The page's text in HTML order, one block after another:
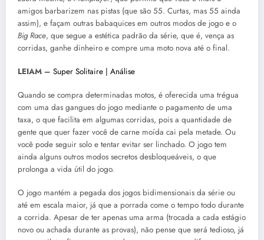
amigos barbarizem nas pistas (que são 55. Curtas, mas 55 ainda
assim), e façam outras babaquices em outros modos de jogo e o
Big Race, que segue a estética padrão da série, que é, vença as
corridas, ganhe dinheiro e compre uma moto nova até o final.
LEIAM – Super Solitaire | Análise
Quando se compra determinadas motos, é oferecida uma trégua
com uma das gangues do jogo mediante o pagamento de uma
taxa, o que facilita em algumas corridas, pois a quantidade de
gente que quer fazer você de carne moída cai pela metade. Ou
você pode seguir solo e tentar evitar ser linchado. O jogo tem
ainda alguns outros modos secretos desbloqueáveis, o que
prolonga a vida útil do jogo.
O jogo mantém a pegada dos jogos bidimensionais da série ou
até em escala maior, já que a porrada come o tempo todo durante
a corrida. Apesar de ter apenas uma arma (trocada a cada estágio
novo ou achada durante as provas), não pense que será tedioso, já